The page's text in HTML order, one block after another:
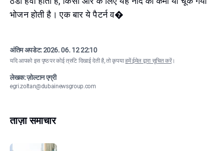
भोजन होती है। एक बार ये पैटर्न व�
अंतिम अपडेट:2026. 06. 12 22:10
यदि आपको इस पृष्ठ पर कोई त्रुटि दिखाई देती है, तो कृपयाहमें ईमेल द्वारा सूचित करें।
लेखक: ज़ोल्टान एग्री
egri.zoltan@dubainewsgroup.com
ताज़ा समाचार